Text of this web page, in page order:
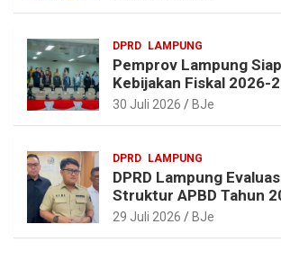
DPRD LAMPUNG
Pemprov Lampung
Kebijakan Fiskal 2026-
Realistis dan
30 Juli 2026 BJe
DPRD LAMPUNG
DPRD Lampung
Struktur APBD Tahun
29 Juli 2026 BJe